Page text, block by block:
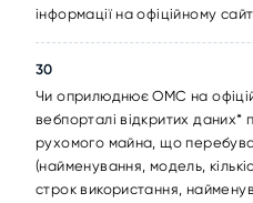
інформації на офіційному
30
Чи оприлюднює ОМС на
вебпорталі відкритих даних*
рухомого майна, що
(найменування, модель,
строк використання,